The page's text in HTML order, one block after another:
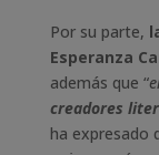
Por su parte,
Esperanza
además que “
creadores
ha expresado